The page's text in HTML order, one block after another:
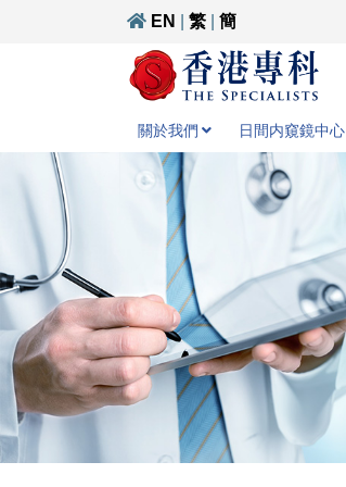
EN 繁 簡
關於我們 日間内窺鏡中心